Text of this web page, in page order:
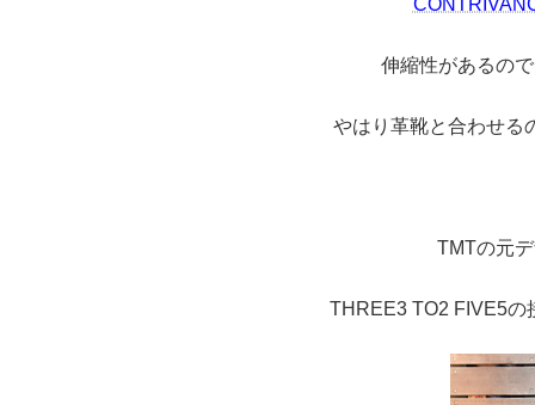
伸縮性があるの
やはり革靴と合わせる
TMTの元
THREE3 TO2 FIVE5の